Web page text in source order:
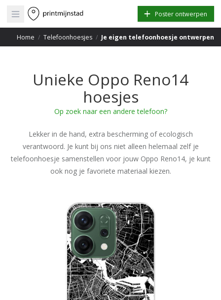
Open main menu Poster ontwerpen
Home / Telefoonhoesjes / Je eigen telefoonhoesje ontwerpen
Unieke Oppo Reno14
hoesjes
Op zoek naar een andere telefoon?
Lekker in de hand, extra bescherming of ecologisch
verantwoord. Je kunt bij ons niet alleen helemaal zelf je
telefoonhoesje samenstellen voor jouw Oppo Reno14, je kunt
ook nog je favoriete materiaal kiezen.